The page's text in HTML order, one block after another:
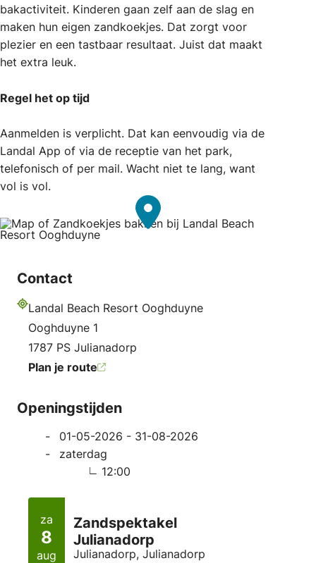
bakactiviteit. Kinderen gaan zelf aan de slag en
maken hun eigen zandkoekjes. Dat zorgt voor
plezier en een tastbaar resultaat. Juist dat maakt
het extra leuk.
Regel het op tijd
Aanmelden is verplicht. Dat kan eenvoudig via de
Landal App of via de receptie van het park,
telefonisch of per mail. Wacht niet te lang, want
vol is vol.
Contact
Landal Beach Resort Ooghduyne
Ooghduyne 1
1787 PS Julianadorp
Plan je route
Openingstijden
01-05-2026 - 31-08-2026
zaterdag
12:00
za
8
aug
Zandspektakel
Julianadorp
Julianadorp, Julianadorp